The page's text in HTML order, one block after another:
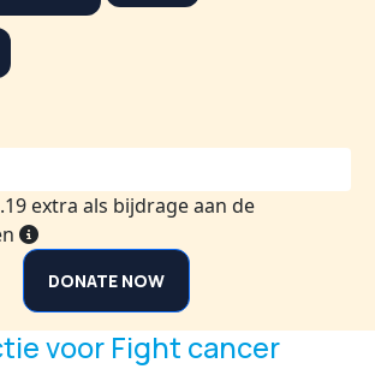
extra als bijdrage aan de
DONATE NOW
voor Fight cancer